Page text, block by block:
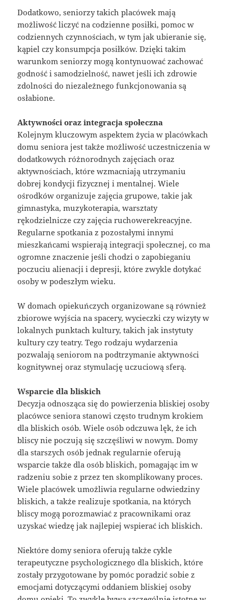
Dodatkowo, seniorzy takich placówek mają
możliwość liczyć na codzienne posiłki, pomoc w
codziennych czynnościach, w tym jak ubieranie się,
kąpiel czy konsumpcja posiłków. Dzięki takim
warunkom seniorzy mogą kontynuować zachować
godność i samodzielność, nawet jeśli ich zdrowie
zdolności do niezależnego funkcjonowania są
osłabione.
Aktywności oraz integracja społeczna
Kolejnym kluczowym aspektem życia w placówkach
domu seniora jest także możliwość uczestniczenia w
dodatkowych różnorodnych zajęciach oraz
aktywnościach, które wzmacniają utrzymaniu
dobrej kondycji fizycznej i mentalnej. Wiele
ośrodków organizuje zajęcia grupowe, takie jak
gimnastyka, muzykoterapia, warsztaty
rękodzielnicze czy zajęcia ruchowerekreacyjne.
Regularne spotkania z pozostałymi innymi
mieszkańcami wspierają integracji społecznej, co ma
ogromne znaczenie jeśli chodzi o zapobieganiu
poczuciu alienacji i depresji, które zwykle dotykać
osoby w podeszłym wieku.
W domach opiekuńczych organizowane są również
zbiorowe wyjścia na spacery, wycieczki czy wizyty w
lokalnych punktach kultury, takich jak instytuty
kultury czy teatry. Tego rodzaju wydarzenia
pozwalają seniorom na podtrzymanie aktywności
kognitywnej oraz stymulację uczuciową sferą.
Wsparcie dla bliskich
Decyzja odnosząca się do powierzenia bliskiej osoby
placówce seniora stanowi często trudnym krokiem
dla bliskich osób. Wiele osób odczuwa lęk, że ich
bliscy nie poczują się szczęśliwi w nowym. Domy
dla starszych osób jednak regularnie oferują
wsparcie także dla osób bliskich, pomagając im w
radzeniu sobie z przez ten skomplikowany proces.
Wiele placówek umożliwia regularne odwiedziny
bliskich, a także realizuje spotkania, na których
bliscy mogą porozmawiać z pracownikami oraz
uzyskać wiedzę jak najlepiej wspierać ich bliskich.
Niektóre domy seniora oferują także cykle
terapeutyczne psychologicznego dla bliskich, które
zostały przygotowane by pomóc poradzić sobie z
emocjami dotyczącymi oddaniem bliskiej osoby